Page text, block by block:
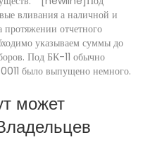
вливания а наличной и
отчетного
указываем суммы до
Под БК-11 обычно
было выпущено немного.
может